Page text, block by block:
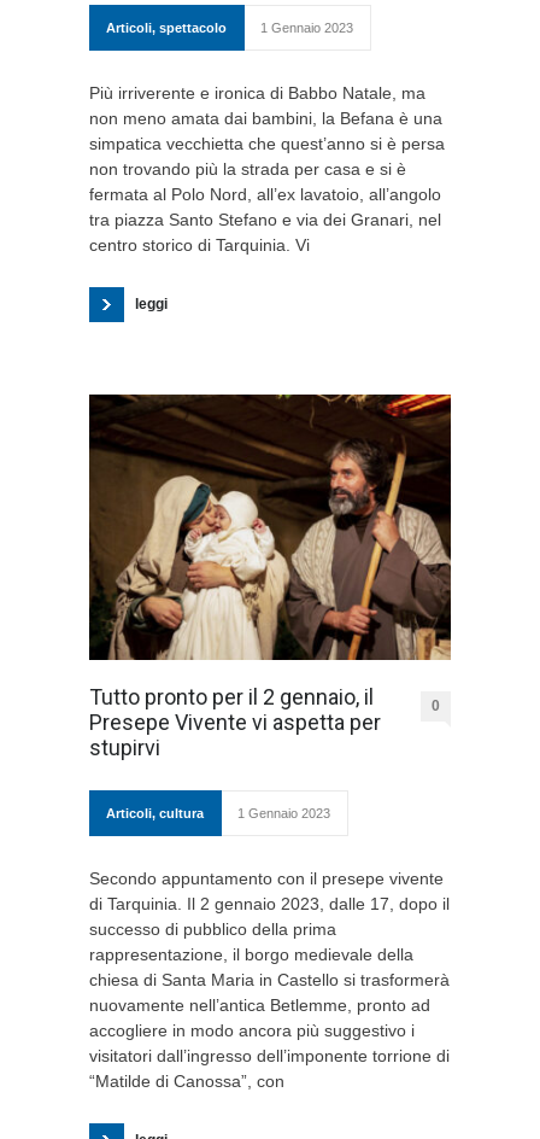
Articoli, spettacolo 1 Gennaio 2023
Più irriverente e ironica di Babbo Natale, ma
non meno amata dai bambini, la Befana è una
simpatica vecchietta che quest’anno si è persa
non trovando più la strada per casa e si è
fermata al Polo Nord, all’ex lavatoio, all’angolo
tra piazza Santo Stefano e via dei Granari, nel
centro storico di Tarquinia. Vi
leggi
Tutto pronto per il 2 gennaio, il
Presepe Vivente vi aspetta per
stupirvi
0
Articoli, cultura 1 Gennaio 2023
Secondo appuntamento con il presepe vivente
di Tarquinia. Il 2 gennaio 2023, dalle 17, dopo il
successo di pubblico della prima
rappresentazione, il borgo medievale della
chiesa di Santa Maria in Castello si trasformerà
nuovamente nell’antica Betlemme, pronto ad
accogliere in modo ancora più suggestivo i
visitatori dall’ingresso dell’imponente torrione di
“Matilde di Canossa”, con